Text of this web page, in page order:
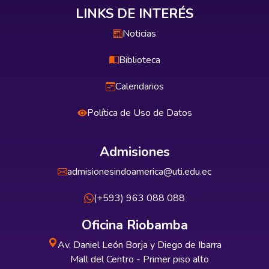
formación de los estudiantes para actuar
con eficiencia ante condiciones de riesgo,
reales y potenciales contribuyendo a evitar
laborales.
LINKS DE INTERÉS
Noticias
Biblioteca
Calendarios
Política de Uso de Datos
Admisiones
admisionesindoamerica@uti.edu.ec
(+593) 963 088 088
Oficina Riobamba
Av. Daniel León Borja y Diego de Ibarra
Mall del Centro - Primer piso alto